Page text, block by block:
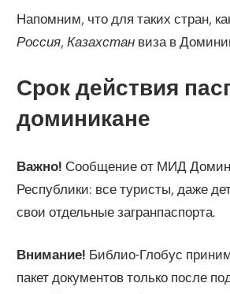
Напомним, что для таких стран,
Россия,Казахстан виза в
Срок действия
доминикане
Важно! Сообщение от МИД
Республики: все туристы, даже
свои отдельные загранпаспорта.
Внимание! Библио-Глобус
пакет документов только после